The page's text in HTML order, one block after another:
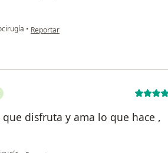
• en opinión del usuario Beatriz Betancur
Reportar
disfruta y ama lo que hace ,